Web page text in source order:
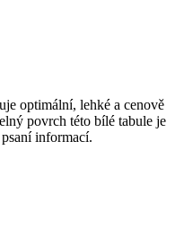
optimální, lehké a cenově
povrch této bílé tabule je
informací.